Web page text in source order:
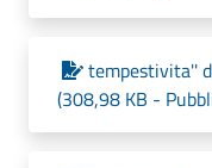
tempestivita''
(308,98 KB -